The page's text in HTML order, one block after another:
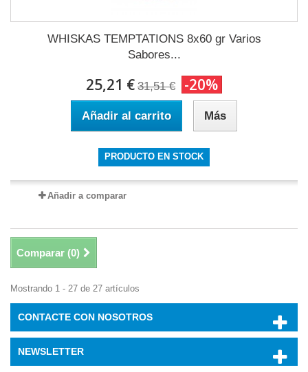
WHISKAS TEMPTATIONS 8x60 gr Varios
Sabores...
25,21 € 31,51 € -20%
Añadir al carrito Más
PRODUCTO EN STOCK
Añadir a comparar
Comparar (0)
Mostrando 1 - 27 de 27 artículos
CONTACTE CON NOSOTROS
NEWSLETTER